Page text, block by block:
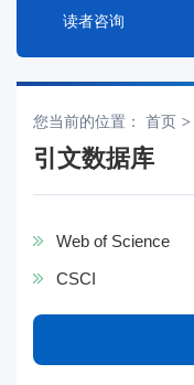
读者咨询
您当前的位置： 首页
引文数据库
Web of Science
CSCI